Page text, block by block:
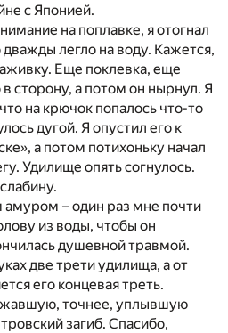
с Японией.
на поплавке, я отогнал
легло на воду. Кажется,
Еще поклевка, еще
сторону, а потом он нырнул. Я
на крючок попалось что-то
дугой. Я опустил его к
а потом потихоньку начал
Удилище опять согнулось.
– один раз мне почти
из воды, чтобы он
душевной травмой.
две трети удилища, а от
его концевая треть.
точнее, уплывшую
загиб. Спасибо,